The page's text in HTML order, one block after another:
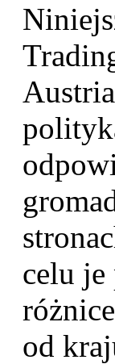
celu je
od